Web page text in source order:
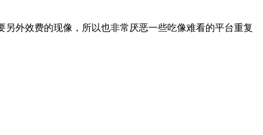
外效费的现像，所以也非常厌恶一些吃像难看的平台重复